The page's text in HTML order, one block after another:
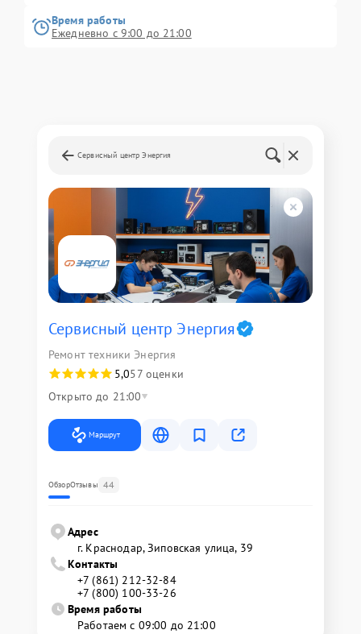
Время работы
Ежедневно с 9:00 до 21:00
Сервисный центр Энергия
Сервисный центр Энергия
Ремонт техники Энергия
5,057 оценки
Открыто до 21:00
Маршрут
ОбзорОтзывы 44
Адрес
г. Краснодар, Зиповская улица, 39
Контакты
+7 (861) 212-32-84
+7 (800) 100-33-26
Время работы
Работаем с 09:00 до 21:00